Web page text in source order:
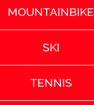
MOUNTAINBIKE
SKI
TENNIS